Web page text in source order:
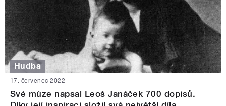
Hudba
17. červenec 2022
Své múze napsal Leoš Janáček 700 dopisů.